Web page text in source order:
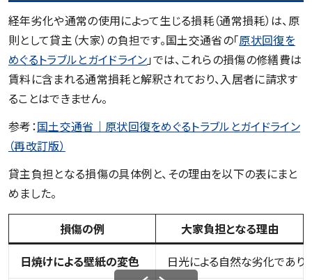
経年劣化や通常の使用によって生じる損耗（通常損耗）は、原
則として貸主（大家）の負担です。国土交通省の「原状回復を
めぐるトラブルとガイドライン」では、これらの損傷の修繕費は
賃料に含まれる通常損耗と解釈されており、入居者に請求す
ることはできません。
参考：国土交通省｜原状回復をめぐるトラブルとガイドライン
（再改訂版）
貸主負担となる損傷の具体例と、その理由を以下の表にまと
めました。
損傷の例
大家負担となる理由
日焼けによる壁紙の変色
日光による自然な劣化であ